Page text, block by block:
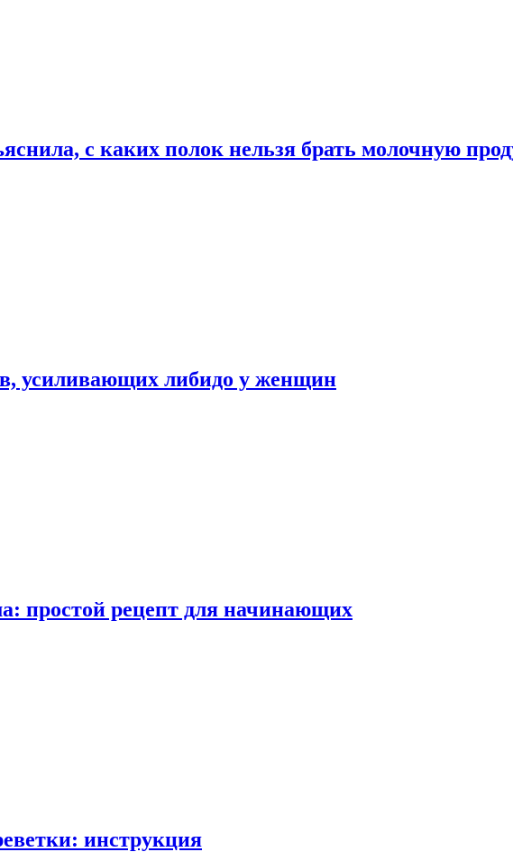
с каких полок нельзя брать молочную
усиливающих либидо у женщин
простой рецепт для начинающих
инструкция